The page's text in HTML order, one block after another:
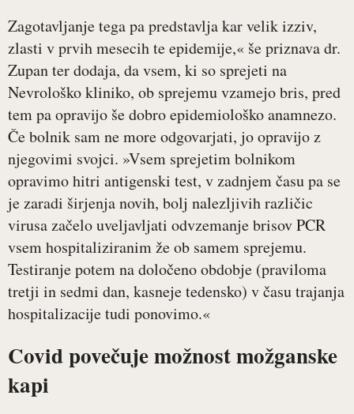
Zagotavljanje tega pa predstavlja kar velik izziv,
zlasti v prvih mesecih te epidemije,« še priznava dr.
Zupan ter dodaja, da vsem, ki so sprejeti na
Nevrološko kliniko, ob sprejemu vzamejo bris, pred
tem pa opravijo še dobro epidemiološko anamnezo.
Če bolnik sam ne more odgovarjati, jo opravijo z
njegovimi svojci. »Vsem sprejetim bolnikom
opravimo hitri antigenski test, v zadnjem času pa se
je zaradi širjenja novih, bolj nalezljivih različic
virusa začelo uveljavljati odvzemanje brisov PCR
vsem hospitaliziranim že ob samem sprejemu.
Testiranje potem na določeno obdobje (praviloma
tretji in sedmi dan, kasneje tedensko) v času trajanja
hospitalizacije tudi ponovimo.«
Covid povečuje možnost možganske
kapi